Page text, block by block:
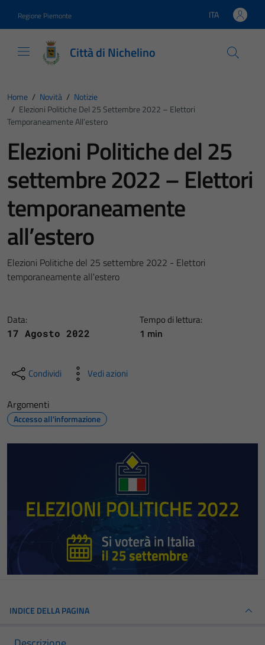
Regione Piemonte Lingua attiva:
ITA
Città di Nichelino
Home / Novità / Notizie
/ Elezioni Politiche Del 25 Settembre 2022 – Elettori
Temporaneamente All’estero
Elezioni Politiche del 25
settembre 2022 – Elettori
temporaneamente
all’estero
Elezioni Politiche del 25 settembre 2022 - Elettori
temporaneamente all'estero
Data:
17 Agosto 2022
Tempo di lettura:
1 min
Condividi Vedi azioni
Argomenti
Accesso all'informazione
INDICE DELLA PAGINA